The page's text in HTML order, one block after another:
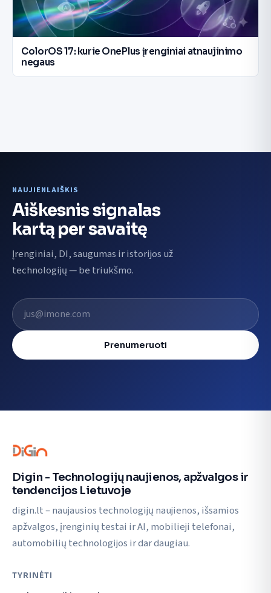
ColorOS 17: kurie OnePlus įrenginiai atnaujinimo
negaus
NAUJIENLAIŠKIS
Aiškesnis signalas
kartą per savaitę
Įrenginiai, DI, saugumas ir istorijos už
technologijų — be triukšmo.
El. pašto adresas
Prenumeruoti
Digin - Technologijų naujienos, apžvalgos ir
tendencijos Lietuvoje
digin.lt – naujausios technologijų naujienos, išsamios
apžvalgos, įrenginių testai ir AI, mobilieji telefonai,
automobilių technologijos ir dar daugiau.
TYRINĖTI